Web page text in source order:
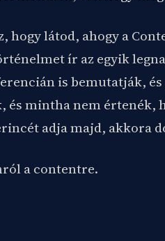
hogy látod, ahogy a
ír az egyik
is bemutatják,
és mintha nem értenék,
adja majd, akkora
a contentre.